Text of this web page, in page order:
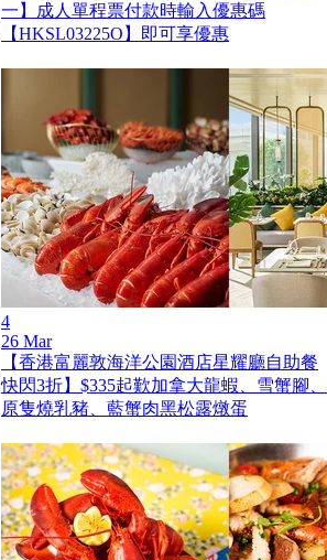
一】成人單程票付款時輸入優惠碼
【HKSL03225O】即可享優惠
4
26 Mar
【香港富麗敦海洋公園酒店星耀廳自助餐
快閃3折】$335起歎加拿大龍蝦、雪蟹腳、
原隻燒乳豬、藍蟹肉黑松露燉蛋